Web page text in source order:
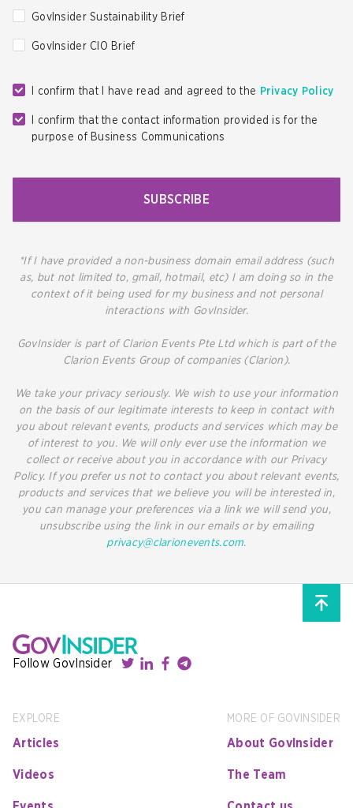
GovInsider Sustainability Brief
GovInsider CIO Brief
I confirm that I have read and agreed to the Privacy Policy
I confirm that the contact information provided is for the
purpose of Business Communications
SUBSCRIBE
*If I have provided a non-business domain email address (such
as, but not limited to, gmail, hotmail, etc) I am doing so in the
context of it being used for my business and not personal
interactions with GovInsider.
GovInsider is part of Clarion Events Pte Ltd which is part of the
Clarion Events Group of companies (Clarion).
We take your privacy seriously. We wish to use your information
on the basis of our legitimate interests to keep in contact with
you about relevant events, products and services which may be
of interest to you. We will only ever use the information we
collect or receive about you in accordance with our Privacy
Policy. If you prefer us not to contact you about relevant events,
products and services that we believe you will be interested in,
you can manage your preferences via a link we will send you,
unsubscribe using the link in our emails or by emailing
privacy@clarionevents.com.
Follow GovInsider
EXPLORE
Articles
Videos
MORE OF GOVINSIDER
About GovInsider
The Team